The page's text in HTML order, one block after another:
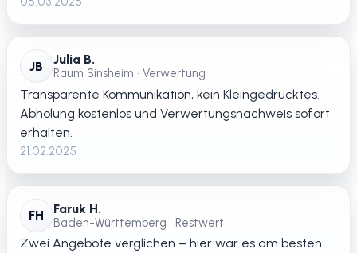
JB Julia B.
Raum Sinsheim • Verwertung
Transparente Kommunikation, kein Kleingedrucktes.
Abholung kostenlos und Verwertungsnachweis sofort
erhalten.
21.02.2025
FH Faruk H.
Baden-Württemberg • Restwert
Zwei Angebote verglichen – hier war es am besten.